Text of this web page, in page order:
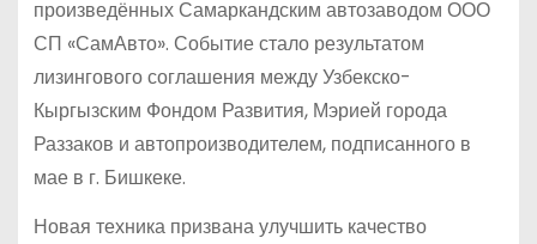
произведённых Самаркандским автозаводом ООО
СП «СамАвто». Событие стало результатом
лизингового соглашения между Узбекско-
Кыргызским Фондом Развития, Мэрией города
Раззаков и автопроизводителем, подписанного в
мае в г. Бишкеке.
Новая техника призвана улучшить качество